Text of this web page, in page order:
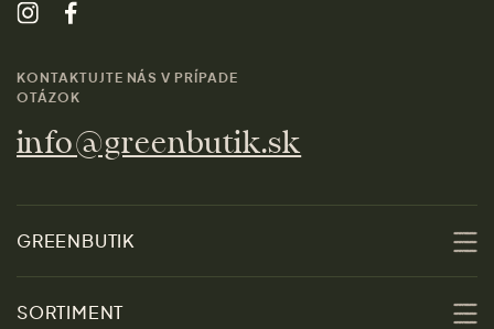
KONTAKTUJTE NÁS V PRÍPADE
OTÁZOK
info@greenbutik.sk
GREENBUTIK
SORTIMENT